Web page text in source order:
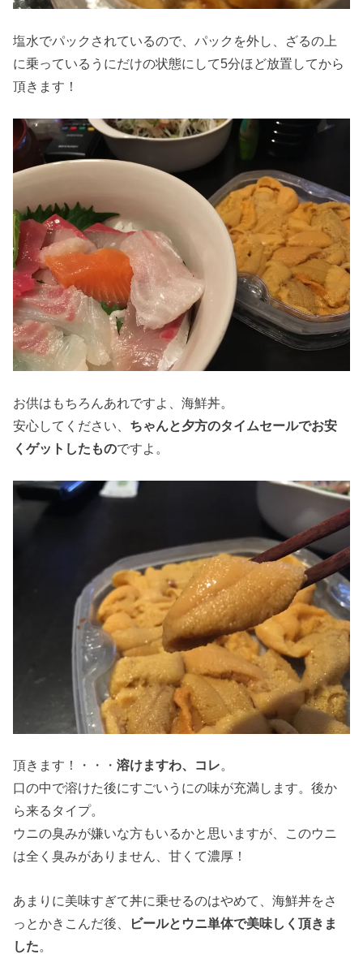
塩水でパックされているので、パックを外し、ざるの上
に乗っているうにだけの状態にして5分ほど放置してから
頂きます！
お供はもちろんあれですよ、海鮮丼。
安心してください、 ちゃんと夕方のタイムセールでお安
くゲットしたものですよ。
頂きます！・・・溶けますわ、コレ。
口の中で溶けた後にすごいうにの味が充満します。後か
ら来るタイプ。
ウニの臭みが嫌いな方もいるかと思いますが、このウニ
は全く臭みがありません、甘くて濃厚！
あまりに美味すぎて丼に乗せるのはやめて、海鮮丼をさ
っとかきこんだ後、
ビールとウニ単体で美味しく頂きま
した。